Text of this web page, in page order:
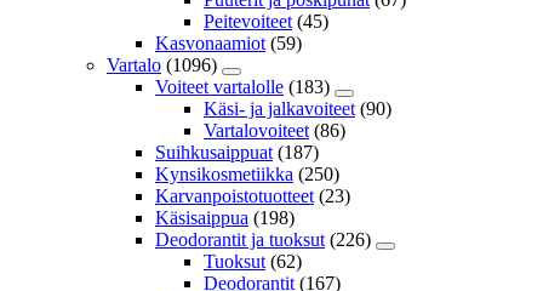
Peitevoiteet (45)
Kasvonaamiot (59)
Vartalo (1096)
Voiteet vartalolle (183)
Käsi- ja jalkavoiteet (90)
Vartalovoiteet (86)
Suihkusaippuat (187)
Kynsikosmetiikka (250)
Karvanpoistotuotteet (23)
Käsisaippua (198)
Deodorantit ja tuoksut (226)
Tuoksut (62)
Deodorantit (167)